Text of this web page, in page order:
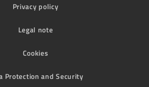
Privacy policy
Legal note
Cookies
Protection and Security